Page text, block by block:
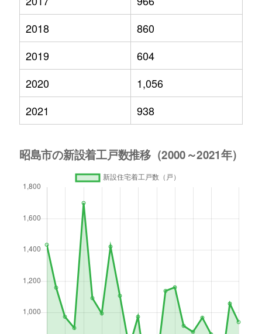
2018
860
2019
604
2020
1,056
2021
938